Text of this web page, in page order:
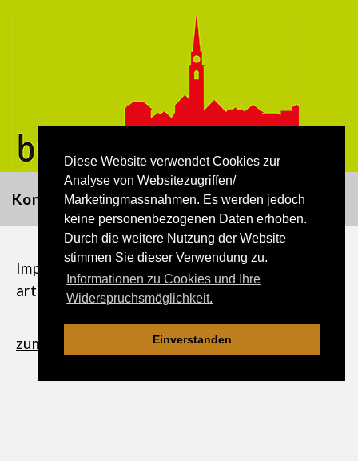
Diese Website verwendet Cookies zur
Analyse von Websitezugriffen/
Marketingmassnahmen. Es werden jedoch
keine personenbezogenen Daten erhoben.
Durch die weitere Nutzung der Website
stimmen Sie dieser Verwendung zu.
Informationen zu Cookies und Ihre
Widerspruchsmöglichkeit.
Einverstanden
Kontakt
Impressum|Datenschutzerklärung| ©
artundmedia.ch
zum Seitenanfang